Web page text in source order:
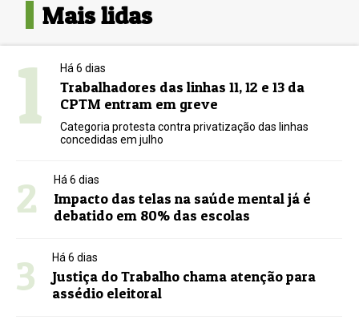
Mais lidas
1 Há 6 dias
Trabalhadores das linhas 11, 12 e 13 da
CPTM entram em greve
Categoria protesta contra privatização das linhas
concedidas em julho
2 Há 6 dias
Impacto das telas na saúde mental já é
debatido em 80% das escolas
3 Há 6 dias
Justiça do Trabalho chama atenção para
assédio eleitoral